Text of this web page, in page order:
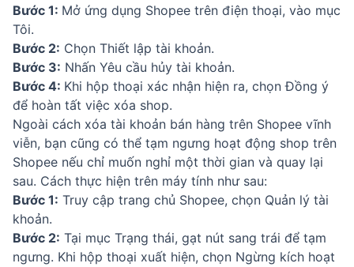
Bước 1: Mở ứng dụng Shopee trên điện thoại, vào mục
Tôi.
Bước 2: Chọn Thiết lập tài khoản.
Bước 3: Nhấn Yêu cầu hủy tài khoản.
Bước 4: Khi hộp thoại xác nhận hiện ra, chọn Đồng ý
để hoàn tất việc xóa shop.
Ngoài cách xóa tài khoản bán hàng trên Shopee vĩnh
viễn, bạn cũng có thể tạm ngưng hoạt động shop trên
Shopee nếu chỉ muốn nghỉ một thời gian và quay lại
sau. Cách thực hiện trên máy tính như sau:
Bước 1: Truy cập trang chủ Shopee, chọn Quản lý tài
khoản.
Bước 2: Tại mục Trạng thái, gạt nút sang trái để tạm
ngưng. Khi hộp thoại xuất hiện, chọn Ngừng kích hoạt